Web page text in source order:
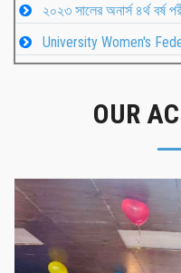
২০২৩ সালের অনার্স ৪র্থ বর্ষ
University Women's
OUR